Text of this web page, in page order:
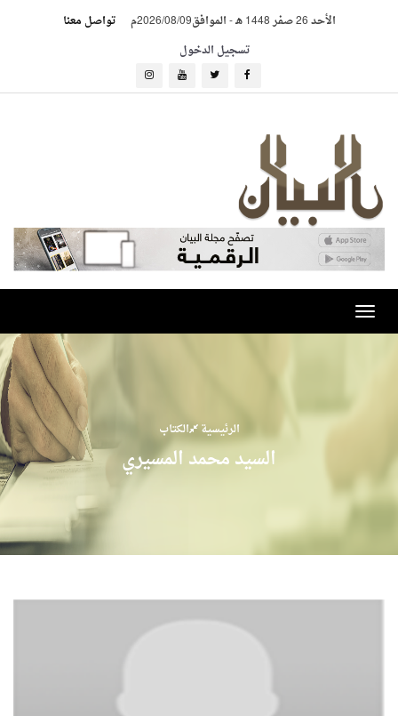
الأحد 26 صفر 1448 هـ -الموافق2026/08/09م
تواصل معنا
تسجيل الدخول
Toggle
navigation
الرئيسية الكتاب
السيد محمد المسيري